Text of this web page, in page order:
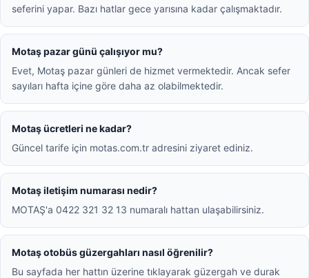
seferini yapar. Bazı hatlar gece yarısına kadar çalışmaktadır.
Motaş pazar günü çalışıyor mu?
Evet, Motaş pazar günleri de hizmet vermektedir. Ancak sefer
sayıları hafta içine göre daha az olabilmektedir.
Motaş ücretleri ne kadar?
Güncel tarife için motas.com.tr adresini ziyaret ediniz.
Motaş iletişim numarası nedir?
MOTAŞ'a 0422 321 32 13 numaralı hattan ulaşabilirsiniz.
Motaş otobüs güzergahları nasıl öğrenilir?
Bu sayfada her hattın üzerine tıklayarak güzergah ve durak